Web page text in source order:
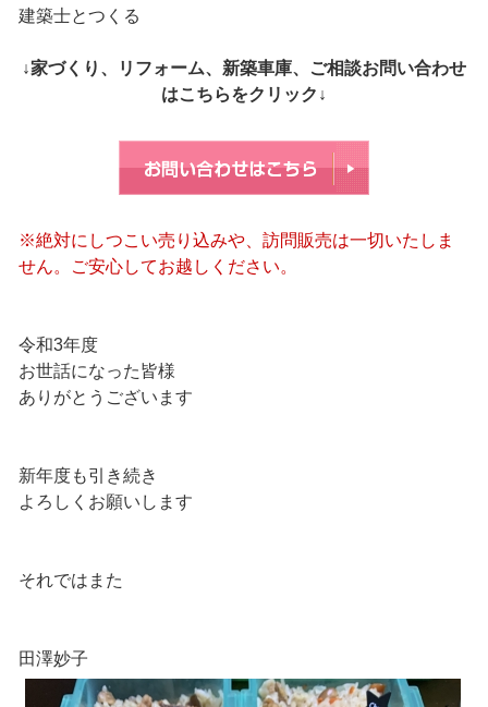
建築士とつくる
↓家づくり、リフォーム、新築車庫、ご相談お問い合わせ
はこちらをクリック↓
※絶対にしつこい売り込みや、訪問販売は一切いたしま
せん。ご安心してお越しください。
令和3年度
お世話になった皆様
ありがとうございます
新年度も引き続き
よろしくお願いします
それではまた
田澤妙子